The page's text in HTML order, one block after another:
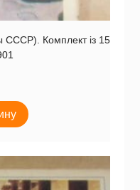
СССР). Комплект із 15